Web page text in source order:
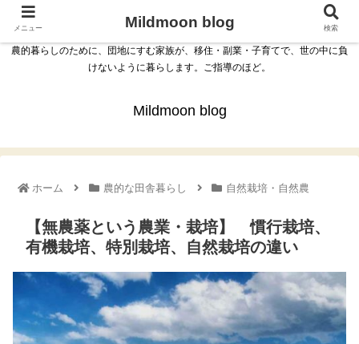
農的暮らしのために、団地にすむ家族が、移住・副業・子育てで、世の中に負
けないように暮らします。ご指導のほど。
Mildmoon blog
ホーム 農的な田舎暮らし 自然栽培・自然農
【無農薬という農業・栽培】 慣行栽培、
有機栽培、特別栽培、自然栽培の違い
メニュー Mildmoon blog 検索